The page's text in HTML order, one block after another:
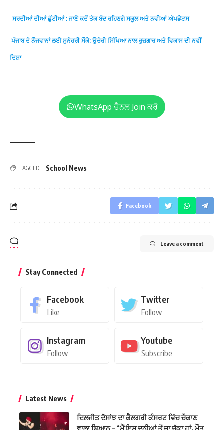
ਸਰਦੀਆਂ ਦੀਆਂ ਛੁੱਟੀਆਂ : ਜਾਣੋ ਕਦੋਂ ਤੱਕ ਬੰਦ ਰਹਿਣਗੇ ਸਕੂਲ ਅਤੇ ਨਵੀਆਂ ਅੱਪਡੇਟਸ
ਪੰਜਾਬ ਦੇ ਨੌਜਵਾਨਾਂ ਲਈ ਸੁਨੇਹਰੀ ਮੌਕੇ: ਉਚੇਰੀ ਸਿੱਖਿਆ ਨਾਲ ਰੁਜ਼ਗਾਰ ਅਤੇ ਵਿਕਾਸ ਦੀ ਨਵੀਂ
ਦਿਸ਼ਾ
WhatsApp ਚੈਨਲ Join ਕਰੋ
TAGGED: School News
Facebook
Leave a comment
Stay Connected
Facebook
Like
Twitter
Follow
Instagram
Follow
Youtube
Subscribe
Latest News
ਦਿਲਜੀਤ ਦੋਸਾਂਝ ਦਾ ਕੈਲਗਰੀ ਕੰਸਰਟ ਵਿੱਚ ਚੌਕਾਣ